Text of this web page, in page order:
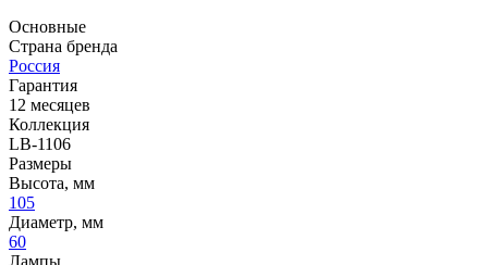
Основные
Страна бренда
Россия
Гарантия
12 месяцев
Коллекция
LB-1106
Размеры
Высота, мм
105
Диаметр, мм
60
Лампы